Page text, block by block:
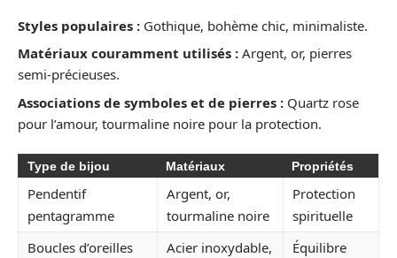
Styles populaires : Gothique, bohème chic, minimaliste.
Matériaux couramment utilisés : Argent, or, pierres
semi-précieuses.
Associations de symboles et de pierres : Quartz rose
pour l’amour, tourmaline noire pour la protection.
Type de bijou Matériaux Propriétés
Pendentif
pentagramme
Argent, or,
tourmaline noire
Protection
spirituelle
Boucles d’oreilles
Acier inoxydable,
Équilibre